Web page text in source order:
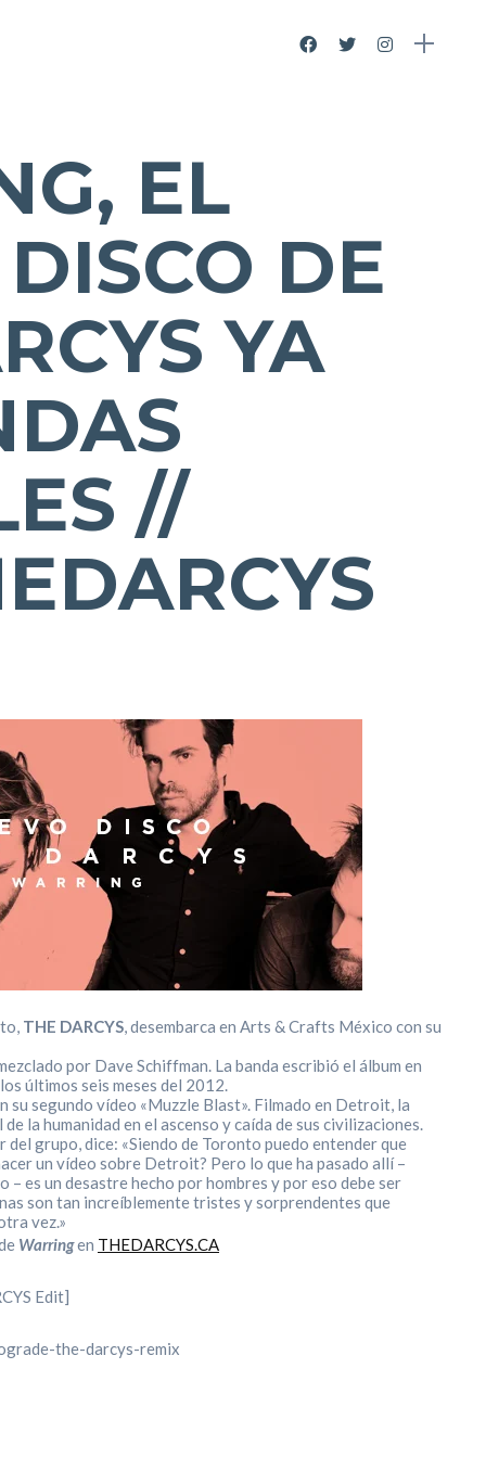
EL
DE
YA
//
THE DARCYS, desembarca en Arts & Crafts México con su
por Dave Schiffman. La banda escribió el álbum en
últimos seis meses del 2012.
su segundo vídeo «Muzzle Blast». Filmado en Detroit, la
la humanidad en el ascenso y caída de sus civilizaciones.
grupo, dice: «Siendo de Toronto puedo entender que
un vídeo sobre Detroit? Pero lo que ha pasado allí –
es un desastre hecho por hombres y por eso debe ser
son tan increíblemente tristes y sorprendentes que
vez.»
Warringen THEDARCYS.CA
Edit]
the-darcys-remix